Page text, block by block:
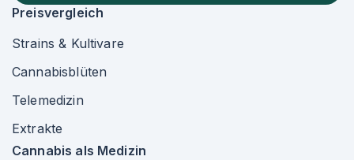
Preisvergleich
Strains & Kultivare
Cannabisblüten
Telemedizin
Extrakte
Cannabis als Medizin